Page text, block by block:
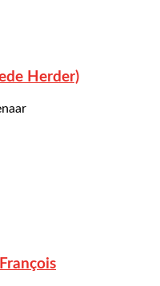
Herder)